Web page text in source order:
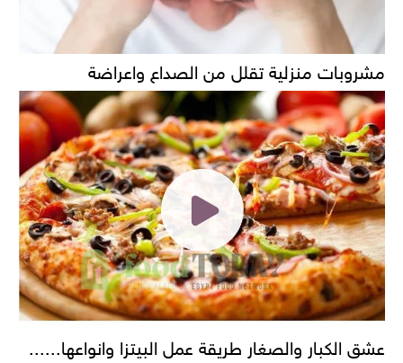
مشروبات منزلية تقلل من الصداع واعراضة
عشق الكبار والصغار طريقة عمل البيتزا وانواعها......